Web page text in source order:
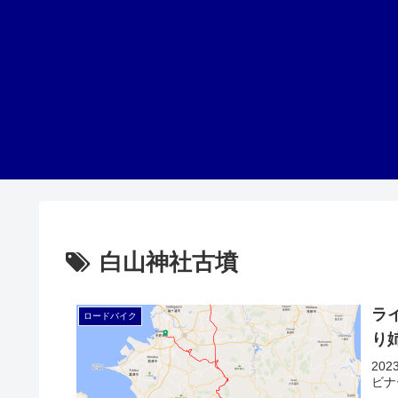
白山神社古墳
ロードバイク
ラ
り
ビ